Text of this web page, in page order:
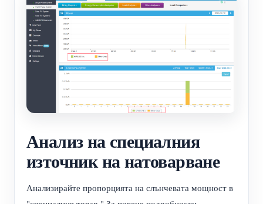
Анализ на специалния
източник на натоварване
Анализирайте пропорцията на слънчевата мощност в